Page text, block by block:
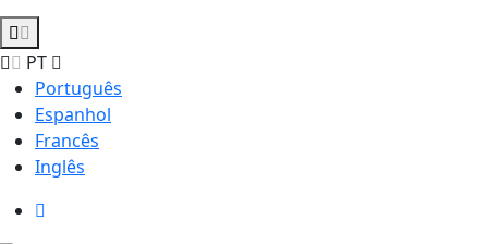
PT
Português
Espanhol
Francês
Inglês